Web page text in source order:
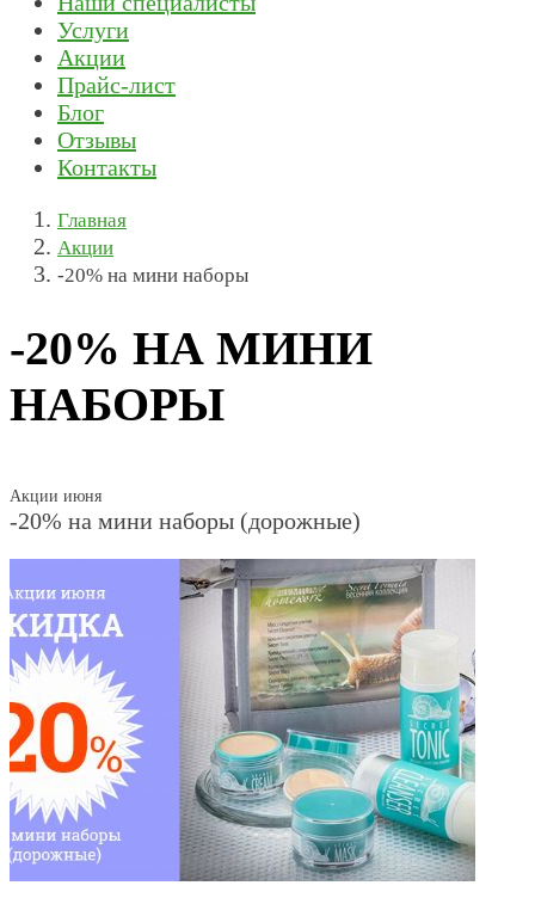
Услуги
Акции
Прайс-лист
Блог
Отзывы
Контакты
Главная
Акции
-20% на мини наборы
-20% НА МИНИ
НАБОРЫ
Акции июня
-20% на мини наборы (дорожные)